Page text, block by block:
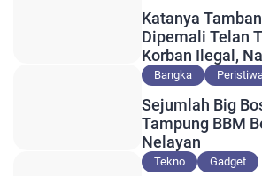
Katanya
Dipemali Telan
Korban Ilegal,
Muncul Slip
Bangka
Sejumlah Big
Tampung BBM
Nelayan
Tekno Gadget